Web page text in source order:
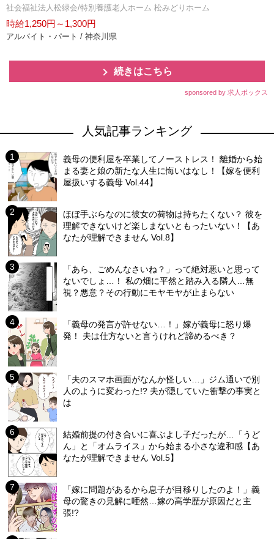
社会福祉法人松緑会/特別養護老人ホーム 松みどりホーム
時給1,250円～1,300円
アルバイト・パート / 神奈川県
続きはこちら
sponsored by 求人ボックス
人気記事ランキング
義母の便利屋を卒業してノーストレス！ 離婚から始
まる妻と娘の新たな人生に悔いはなし！【嫁を便利
屋扱いする義母 Vol.44】
ほぼ手ぶらなのに彼女の荷物は持ちたくない？ 彼を
理解できないけど楽しまないともったいない！【あ
なたが理解できません Vol.8】
「あら、ごめんなさいね？」って絶対悪いと思って
ないでしょ…！ 私の畑に平然と踏み入る隣人…無
視？悪意？その行動にモヤモヤが止まらない
「義母の発言が許せない…！」嫁が義母に怒り爆
発！ 夫は仕方ないと言うけれど諦めるべき？
「夫のスマホ画面がなんか怪しい…」ジム通いで別
人のように変わった!? 夫が隠していた衝撃の事実と
は
結婚前提の付き合いに喜ぶよし子だったが…「うど
ん」と「オムライス」から始まる小さな違和感【あ
なたが理解できません Vol.5】
「嫁に問題があるから息子が目移りしたのよ！」義
母の驚きの見解に唖然…嫁の高学歴が原因だと主
張!?